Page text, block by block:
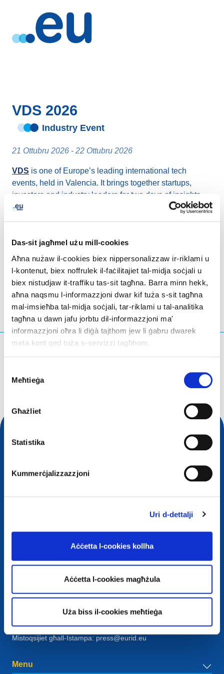
Das-sit jagħmel użu mill-cookies
Aħna nużaw il-cookies biex nippersonalizzaw ir-riklami u
l-kontenut, biex noffrulek il-faċilitajiet tal-midja soċjali u
biex nistudjaw it-traffiku tas-sit tagħna. Barra minn hekk,
aħna naqsmu l-informazzjoni dwar kif tuża s-sit tagħna
mal-imsieħba tal-midja soċjali, tar-riklami u tal-analitika
tagħna u dawn jafu jorbtu dil-informazzjoni ma'
informazzjoni oħra li diġà tajthom jew li ġabru dwarek
meta kont qed tuża s-servizzi tagħhom.
Selection
Meħtieġa
Għażliet
Statistika
Kummerċjalizzazzjoni
Uri d-dettalji
Aċċetta l-cookies kollha
Aċċetta l-cookies magħżula
Uża biss il-cookies meħtieġa
VDS 2026
Industry Event
21 Ottubru 2026 - 22 Ottubru 2026
VDS is one of Europe’s leading international tech
events, held in Valencia. It brings together startups,
investors and industry leaders for two days of insights,
networking and high‑value business connections at the
Valencia - Spanja
X'qed tfittex?
Telecomlaan 9/7
, Belgium
+32 2 401 27 50
Appoġġ ġenerali: info@eurid.eu
Mistoqsijiet għall-Istampa: press@eurid.eu
Menu